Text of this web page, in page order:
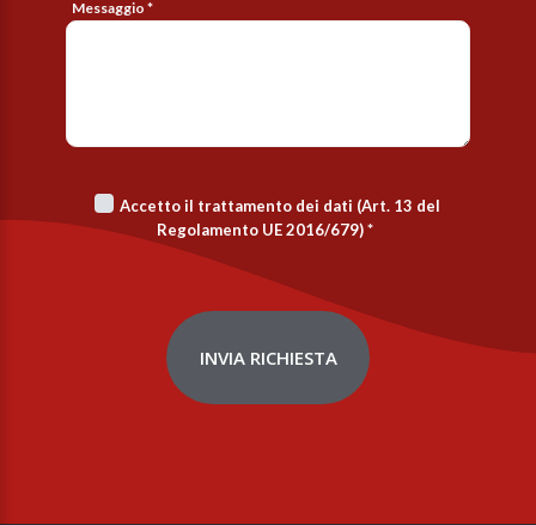
Messaggio *
Accetto il trattamento dei dati (Art. 13 del
Regolamento UE 2016/679)*
INVIA RICHIESTA